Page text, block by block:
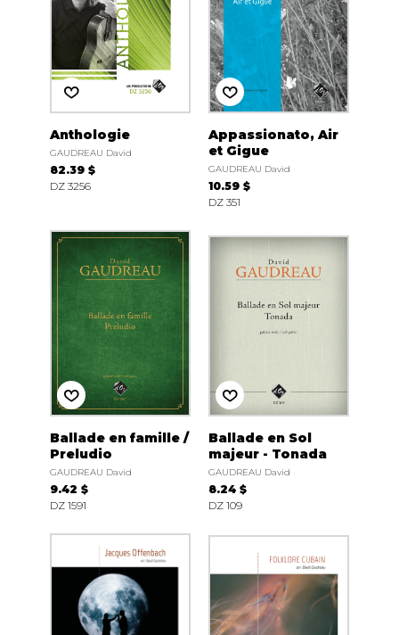
Anthologie
GAUDREAU David
82.39 $
DZ 3256
Appassionato, Air
et Gigue
GAUDREAU David
10.59 $
DZ 351
Ballade en famille /
Preludio
GAUDREAU David
9.42 $
DZ 1591
Ballade en Sol
majeur - Tonada
GAUDREAU David
8.24 $
DZ 109